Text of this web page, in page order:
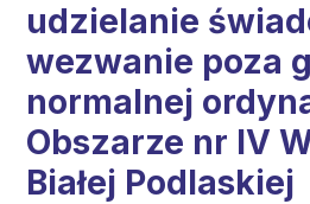
udzielanie
wezwanie poza
normalnej
Obszarze nr IV
Białej Podlaskiej